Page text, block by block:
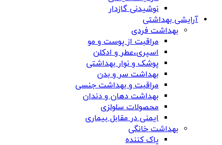
نوشیدنی گازدار
آرایشی بهداشتی
بهداشت فردی
مراقبت از پوست و مو
اسپری،عطر و ادکلن
پوشک و نوار بهداشتی
بهداشت سر و بدن
مراقبت و بهداشت جنسی
بهداشت دهان و دندان
محصولات سلولزی
ایمنی در مقابل بیماری
بهداشت خانگی
پاک کننده